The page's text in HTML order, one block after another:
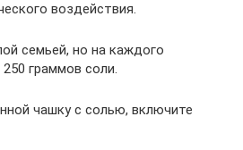
воздействия.
семьей, но на каждого
граммов соли.
чашку с солью, включите